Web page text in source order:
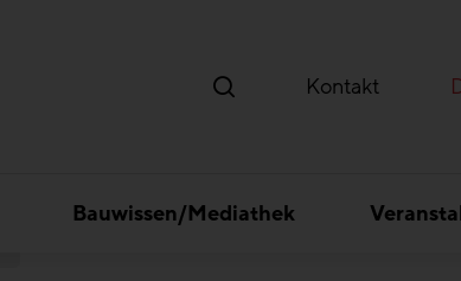
Kontakt
Bauwissen/Mediathek